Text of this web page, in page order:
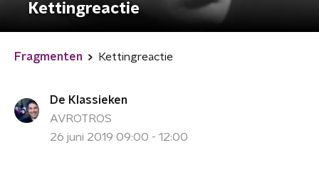
Kettingreactie
Fragmenten Kettingreactie
De Klassieken
AVROTROS
26 juni 2019 09:00 - 12:00